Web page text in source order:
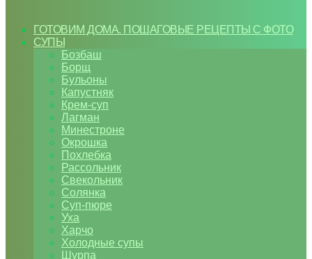
ГОТОВИМ ДОМА. ПОШАГОВЫЕ РЕЦЕПТЫ С ФОТО
СУПЫ
Бозбаш
Борщ
Бульоны
Капустняк
Крем-суп
Лагман
Минестроне
Окрошка
Похлебка
Рассольник
Свекольник
Солянка
Суп-пюре
Уха
Харчо
Холодные супы
Шурпа